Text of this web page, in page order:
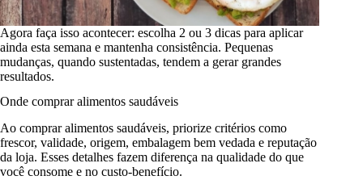
Agora faça isso acontecer: escolha 2 ou 3 dicas para aplicar
ainda esta semana e mantenha consistência. Pequenas
mudanças, quando sustentadas, tendem a gerar grandes
resultados.
Onde comprar alimentos saudáveis
Ao comprar alimentos saudáveis, priorize critérios como
frescor, validade, origem, embalagem bem vedada e reputação
da loja. Esses detalhes fazem diferença na qualidade do que
você consome e no custo-benefício.